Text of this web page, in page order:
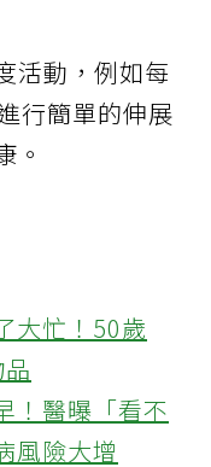
活動，例如每
行簡單的伸展
。
大忙！50歲
！醫曝「看不
風險大增